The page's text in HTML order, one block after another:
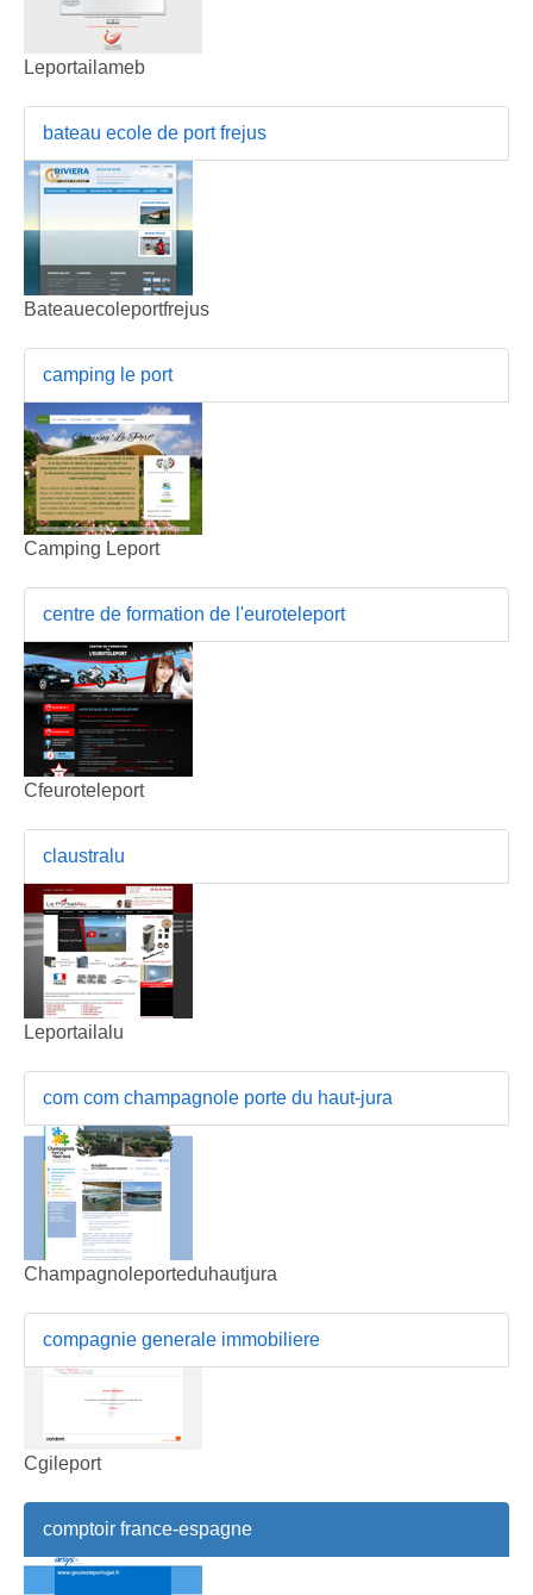
Leportailameb
bateau ecole de port frejus
Bateauecoleportfrejus
camping le port
Camping Leport
centre de formation de l'euroteleport
Cfeuroteleport
claustralu
Leportailalu
com com champagnole porte du haut-jura
Champagnoleporteduhautjura
compagnie generale immobiliere
Cgileport
comptoir france-espagne